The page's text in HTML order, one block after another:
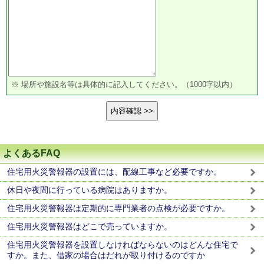
※ 場所や施設名等は具体的に記入してください。（1000字以内）
よくあるFAQ
住宅用火災警報器の設置には、配線工事など必要ですか。
休日や夜間に行っている病院はありますか。
住宅用火災警報器は定期的に専門業者の点検が必要ですか。
住宅用火災警報器はどこで売っていますか。
住宅用火災警報器を設置しなければならないのはどんな住宅で
すか。また、借家の場合はだれが取り付けるのですか